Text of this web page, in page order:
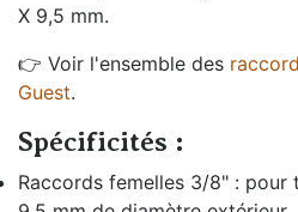
X 9,5 mm.
👉 Voir l'ensemble des
Guest.
Spécificités :
Raccords femelles 3/8" : pour